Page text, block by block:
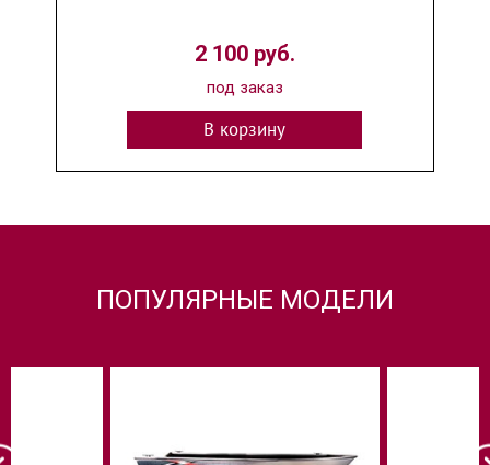
2 100 руб.
под заказ
В корзину
ПОПУЛЯРНЫЕ МОДЕЛИ